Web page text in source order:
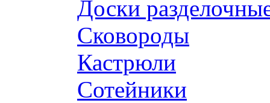
Доски
Сковороды
Кастрюли
Сотейники